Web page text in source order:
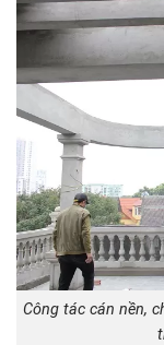
Công tác cán nền,